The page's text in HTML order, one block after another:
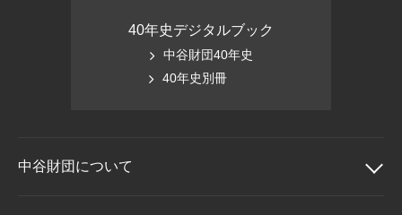
40年史デジタルブック
中谷財団40年史
40年史別冊
中谷財団について